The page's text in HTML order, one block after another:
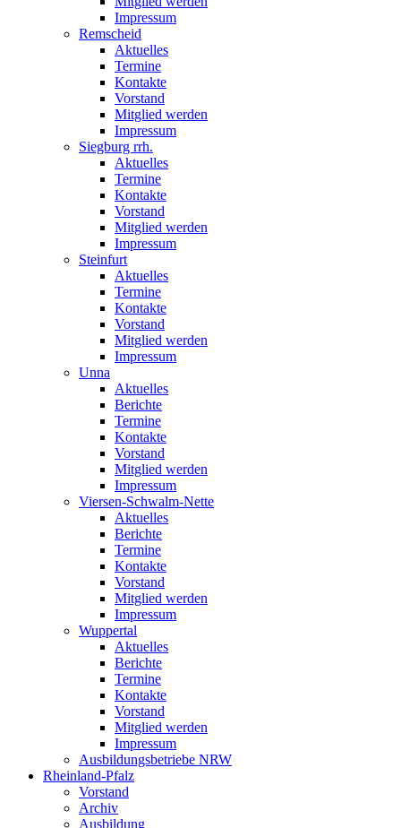
Impressum
Remscheid
Aktuelles
Termine
Kontakte
Vorstand
Mitglied werden
Impressum
Siegburg rrh.
Aktuelles
Termine
Kontakte
Vorstand
Mitglied werden
Impressum
Steinfurt
Aktuelles
Termine
Kontakte
Vorstand
Mitglied werden
Impressum
Unna
Aktuelles
Berichte
Termine
Kontakte
Vorstand
Mitglied werden
Impressum
Viersen-Schwalm-Nette
Aktuelles
Berichte
Termine
Kontakte
Vorstand
Mitglied werden
Impressum
Wuppertal
Aktuelles
Berichte
Termine
Kontakte
Vorstand
Mitglied werden
Impressum
Ausbildungsbetriebe NRW
Rheinland-Pfalz
Vorstand
Archiv
Ausbildung